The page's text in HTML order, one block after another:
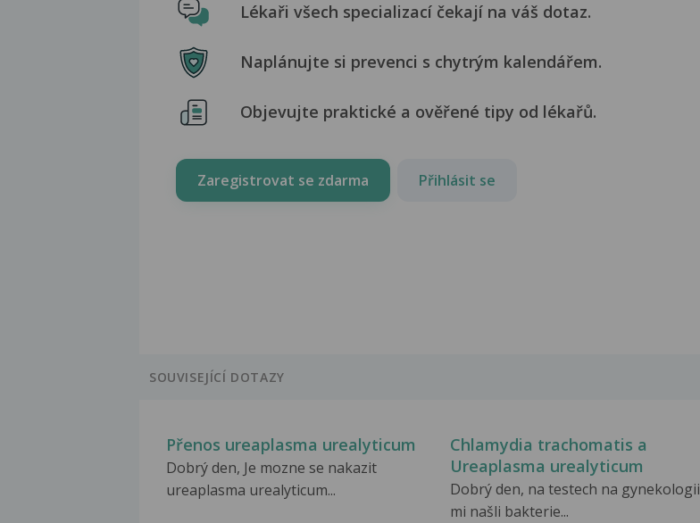
Lékaři všech specializací čekají na váš dotaz.
Naplánujte si prevenci s chytrým kalendářem.
Objevujte praktické a ověřené tipy od lékařů.
Zaregistrovat se zdarma Přihlásit se
SOUVISEJÍCÍ DOTAZY
Přenos ureaplasma urealyticum
Dobrý den, Je mozne se nakazit
ureaplasma urealyticum...
Chlamydia trachomatis a
Ureaplasma urealyticum
Dobrý den, na testech na gynekologii
mi našli bakterie...